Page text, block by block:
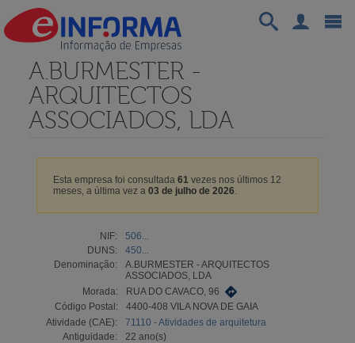
A.BURMESTER -
ARQUITECTOS
ASSOCIADOS, LDA
Esta empresa foi consultada 61vezes nos últimos 12
meses, a última vez a 03 de julho de 2026.
NIF:
506...
DUNS:
450...
Denominação:
A.BURMESTER - ARQUITECTOS
ASSOCIADOS, LDA
Morada:
RUA DO CAVACO, 96
Código Postal:
4400-408 VILA NOVA DE GAIA
Atividade (CAE):
71110 - Atividades de arquitetura
Antiguidade:
22 ano(s)